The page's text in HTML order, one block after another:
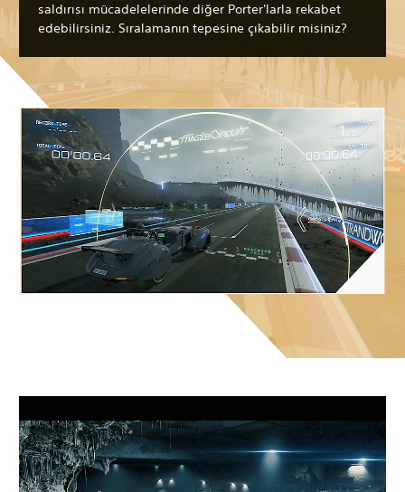
saldırısı mücadelelerinde diğer Porter'larla rekabet
edebilirsiniz. Sıralamanın tepesine çıkabilir misiniz?